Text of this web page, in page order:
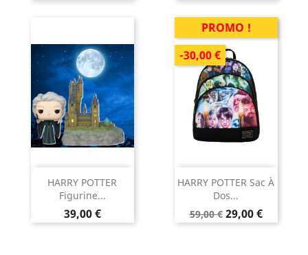
HARRY POTTER
Figurine...
Prix
39,00 €
HARRY POTTER Sac À
Dos...
Prix
de
59,00 € Prix
29,00 €
PROMO !
-30,00 €